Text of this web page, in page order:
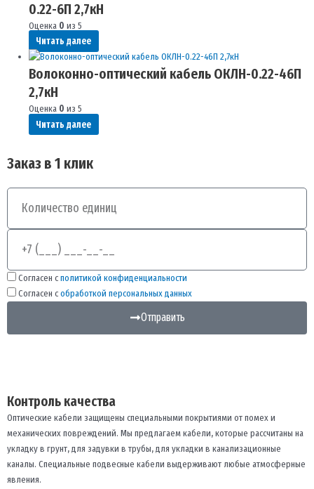
0.22-6П 2,7кН
Оценка 0 из 5
Читать далее
Волоконно-оптический кабель ОКЛН-0.22-46П
2,7кН
Оценка 0 из 5
Читать далее
Заказ в 1 клик
Количество
Телефон
Согласен сполитикой конфиденциальности
Согласен собработкой персональных данных
Отправить
Контроль качества
Оптические кабели защищены специальными покрытиями от помех и
механических повреждений. Мы предлагаем кабели, которые рассчитаны на
укладку в грунт, для задувки в трубы, для укладки в канализационные
каналы. Специальные подвесные кабели выдерживают любые атмосферные
явления.